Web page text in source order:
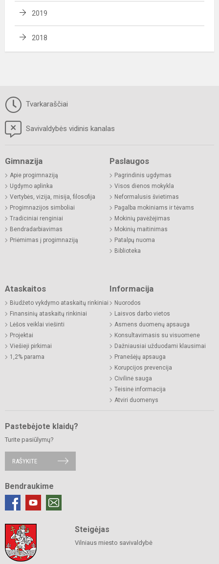
2019
2018
Tvarkaraščiai
Savivaldybės vidinis kanalas
Gimnazija
Apie progimnaziją
Ugdymo aplinka
Vertybės, vizija, misija, filosofija
Progimnazijos simboliai
Tradiciniai renginiai
Bendradarbiavimas
Priėmimas į progimnaziją
Paslaugos
Pagrindinis ugdymas
Visos dienos mokykla
Neformalusis švietimas
Pagalba mokiniams ir tėvams
Mokinių pavėžėjimas
Mokinių maitinimas
Patalpų nuoma
Biblioteka
Ataskaitos
Biudžeto vykdymo ataskaitų rinkiniai
Finansinių ataskaitų rinkiniai
Lėšos veiklai viešinti
Projektai
Viešieji pirkimai
1,2% parama
Informacija
Nuorodos
Laisvos darbo vietos
Asmens duomenų apsauga
Konsultavimasis su visuomene
Dažniausiai užduodami klausimai
Pranešėjų apsauga
Korupcijos prevencija
Civilinė sauga
Teisinė informacija
Atviri duomenys
Pastebėjote klaidų?
Turite pasiūlymų?
RAŠYKITE
Bendraukime
Steigėjas
Vilniaus miesto savivaldybė